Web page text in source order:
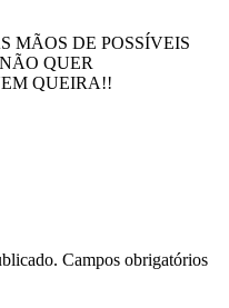
MÃOS DE POSSÍVEIS
QUER
QUEIRA!!
Campos obrigatórios